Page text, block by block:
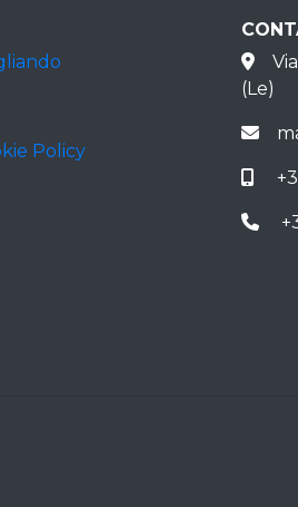
Policy
(Le)